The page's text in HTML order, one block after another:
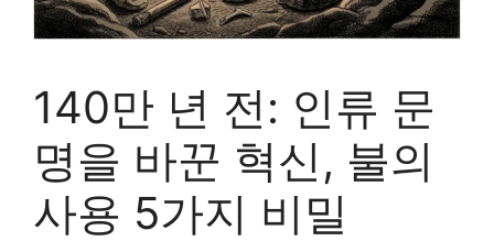
140만 년 전: 인류 문
명을 바꾼 혁신, 불의
사용 5가지 비밀